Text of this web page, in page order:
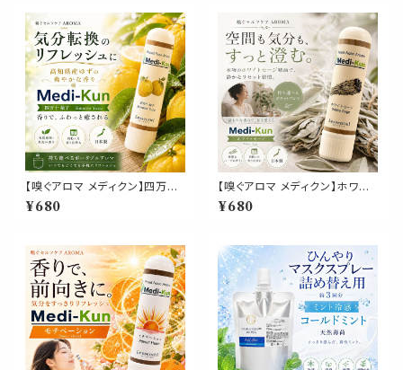
詰替パウチ
携帯用 日本製 武将 歴史 博物
館 ギフト プレゼント
【嗅ぐアロマ メディクン】四万十
柚子｜高知県産 ユズ リラックス
落ち着く ポータブルアロマ 和精
憩 携帯 日本製 男性 女性 誕生
日 ギフト プレゼント
¥680
【嗅ぐアロマ メディクン】ホワイ
トセージ｜天然 精油 浄化 スッ
キリ 気分 ハーバルの香り ポー
リフレッシュ 携帯用 日本製 ギフ
ト プレゼント
¥680